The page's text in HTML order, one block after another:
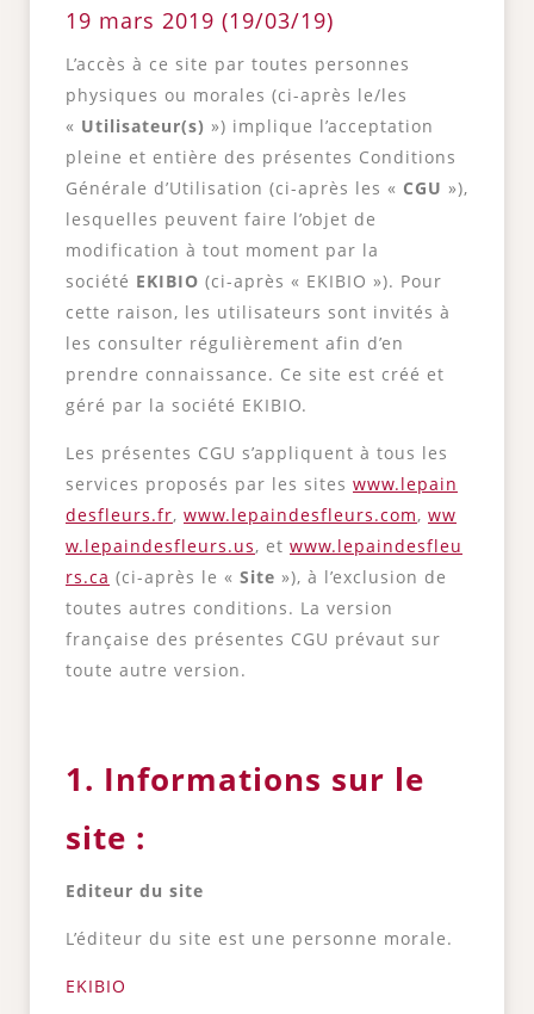
19 mars 2019 (19/03/19)
L’accès à ce site par toutes personnes
physiques ou morales (ci-après le/les
« Utilisateur(s) ») implique l’acceptation
pleine et entière des présentes Conditions
Générale d’Utilisation (ci-après les « CGU »),
lesquelles peuvent faire l’objet de
modification à tout moment par la
société EKIBIO (ci-après « EKIBIO »). Pour
cette raison, les utilisateurs sont invités à
les consulter régulièrement afin d’en
prendre connaissance. Ce site est créé et
géré par la société EKIBIO.
Les présentes CGU s’appliquent à tous les
services proposés par les sites www.lepain
desfleurs.fr, www.lepaindesfleurs.com, ww
w.lepaindesfleurs.us, et www.lepaindesfleu
rs.ca (ci-après le « Site »), à l’exclusion de
toutes autres conditions. La version
française des présentes CGU prévaut sur
toute autre version.
1. Informations sur le
site :
Editeur du site
L’éditeur du site est une personne morale.
EKIBIO